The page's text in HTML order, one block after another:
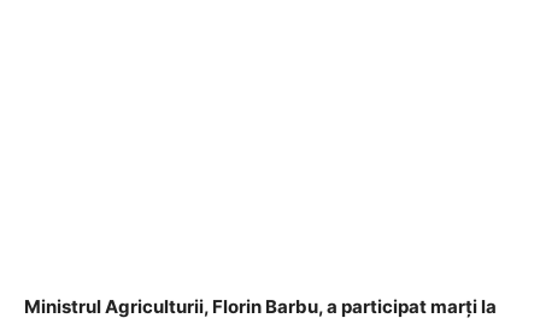
Ministrul Agriculturii, Florin Barbu, a participat marți la